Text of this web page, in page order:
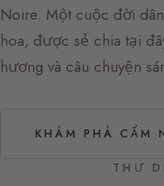
Noire. Một cuộc đời
hoa, được sẻ chia tại
hương và câu chuyện
KHÁM PHÁ CẨM
THƯ